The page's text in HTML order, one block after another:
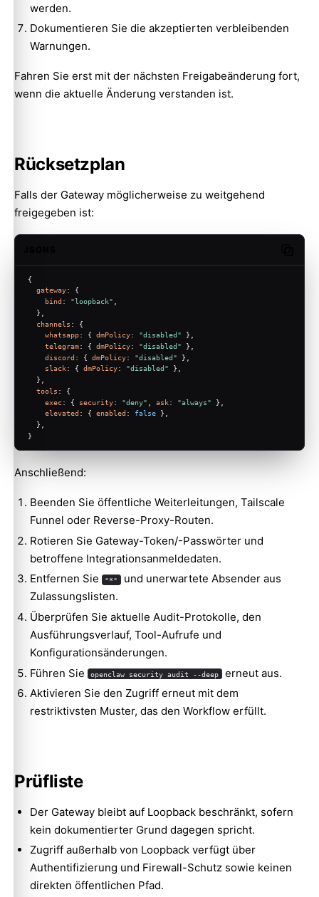
werden.
Dokumentieren Sie die akzeptierten verbleibenden
Warnungen.
Fahren Sie erst mit der nächsten Freigabeänderung fort,
wenn die aktuelle Änderung verstanden ist.
Rücksetzplan
Falls der Gateway möglicherweise zu weitgehend
freigegeben ist:
{
gateway: {
bind : "loopback"
  },
channels : {
whatsapp: { dmPolicy: "disabled" },
telegram: { dmPolicy: "disabled" },
discord : { dmPolicy: "disabled" },
slack: { dmPolicy: "disabled" },
  },
tools : {
exec: { security: "deny" ask: "always" },
elevated : { enabled : false },
  },
}
Anschließend:
Beenden Sie öffentliche Weiterleitungen, Tailscale
Funnel oder Reverse-Proxy-Routen.
Rotieren Sie Gateway-Token/-Passwörter und
betroffene Integrationsanmeldedaten.
Entfernen Sie
"*"
und unerwartete Absender aus
Zulassungslisten.
Überprüfen Sie aktuelle Audit-Protokolle, den
Ausführungsverlauf, Tool-Aufrufe und
Konfigurationsänderungen.
Führen Sie
openclaw security audit --deep
erneut aus.
Aktivieren Sie den Zugriff erneut mit dem
restriktivsten Muster, das den Workflow erfüllt.
Prüfliste
Der Gateway bleibt auf Loopback beschränkt, sofern
kein dokumentierter Grund dagegen spricht.
Zugriff außerhalb von Loopback verfügt über
Authentifizierung und Firewall-Schutz sowie keinen
direkten öffentlichen Pfad.